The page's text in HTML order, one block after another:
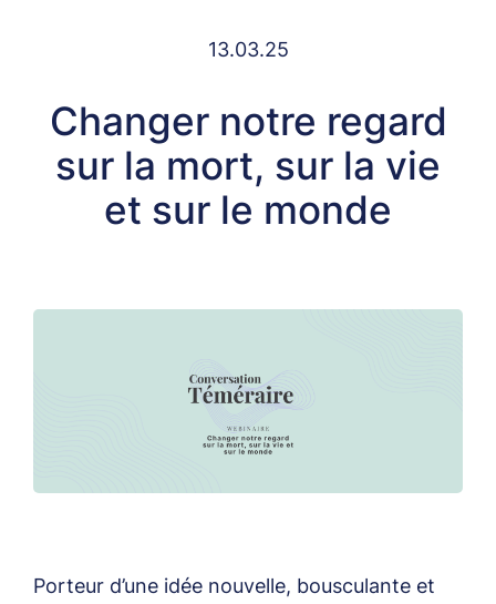
13.03.25
Changer notre regard
sur la mort, sur la vie
et sur le monde
Porteur d’une idée nouvelle, bousculante et